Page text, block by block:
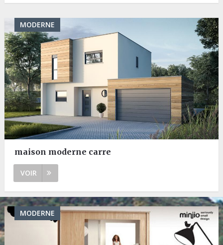
MODERNE
maison moderne carre
VOIR
MODERNE